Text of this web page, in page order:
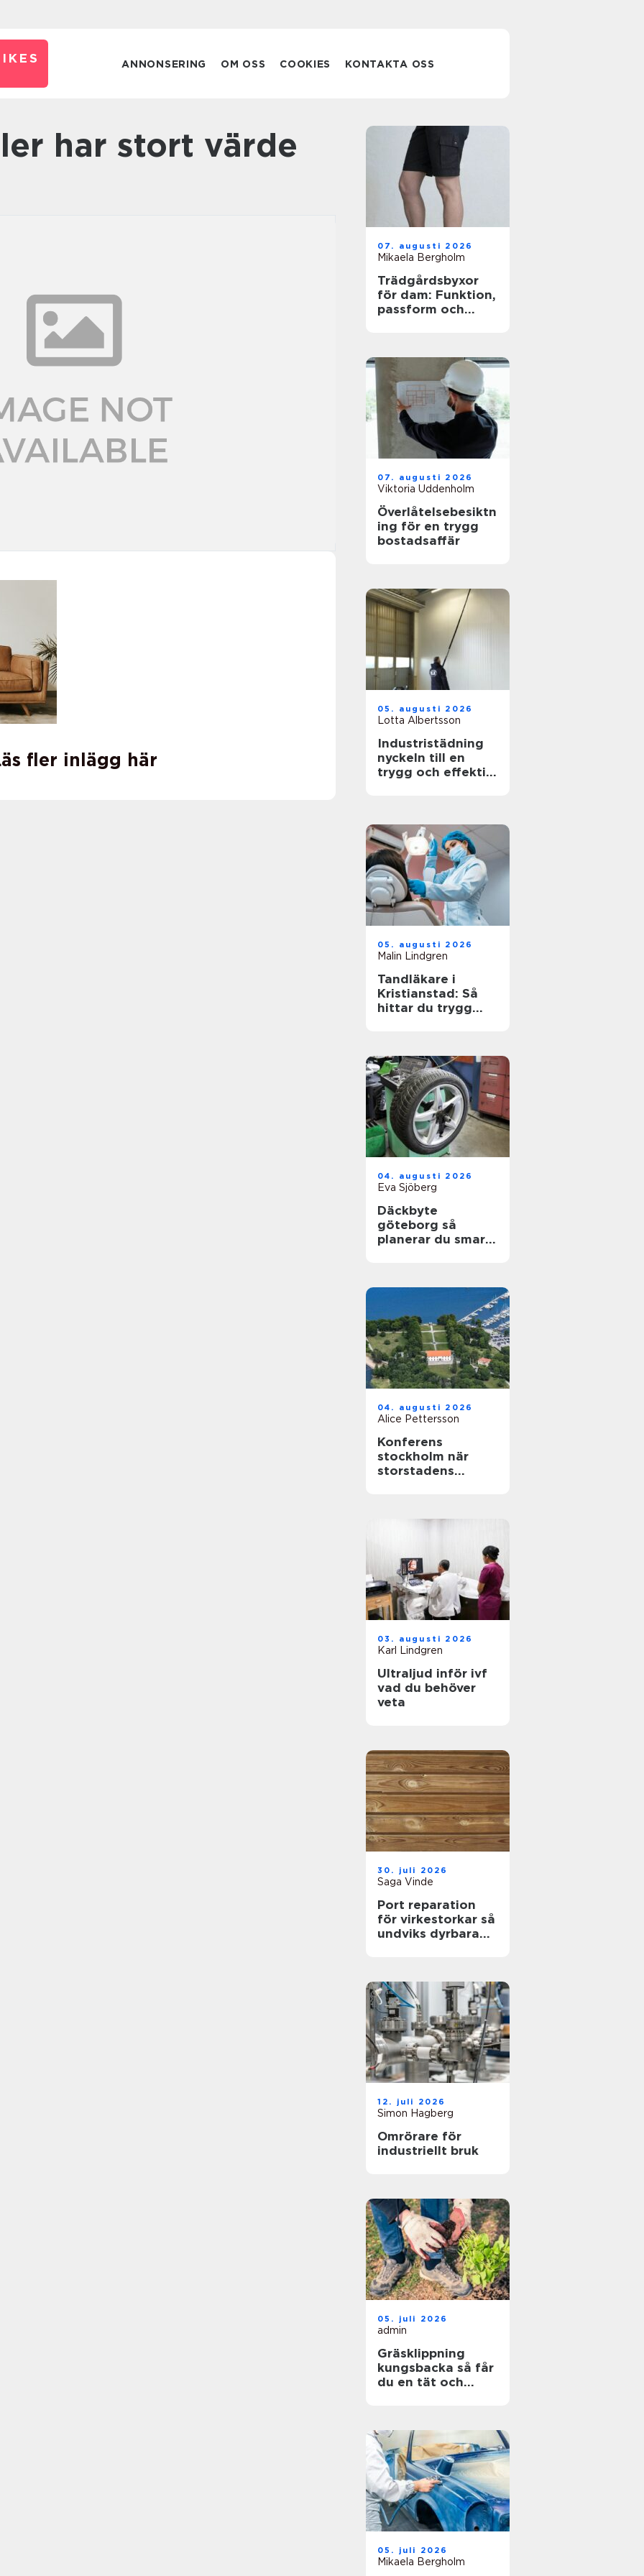
ANNONSERING OM OSS COOKIES KONTAKTA OSS
har stort värde
fler inlägg här
07. augusti 2026
Mikaela Bergholm
Trädgårdsbyxor
för dam: Funktion,
passform och
07. augusti 2026
Viktoria Uddenholm
Överlåtelsebesiktn
ing för en trygg
bostadsaffär
05. augusti 2026
Lotta Albertsson
Industristädning
nyckeln till en
trygg och effektiv
05. augusti 2026
Malin Lindgren
Tandläkare i
Kristianstad: Så
hittar du trygg
04. augusti 2026
Eva Sjöberg
Däckbyte
göteborg så
planerar du smart
04. augusti 2026
Alice Pettersson
Konferens
stockholm när
storstadens
03. augusti 2026
Karl Lindgren
Ultraljud inför ivf
vad du behöver
veta
30. juli 2026
Saga Vinde
Port reparation
för virkestorkar så
undviks dyrbara
12. juli 2026
Simon Hagberg
Omrörare för
industriellt bruk
05. juli 2026
admin
Gräsklippning
kungsbacka så får
du en tät och
05. juli 2026
Mikaela Bergholm